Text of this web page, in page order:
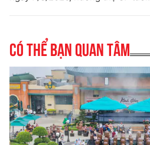
Có thể bạn quan tâm